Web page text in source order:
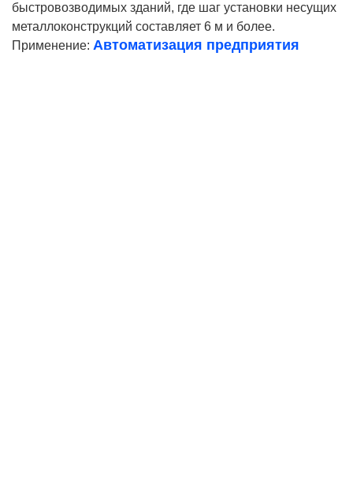
быстровозводимых зданий, где шаг установки несущих
металлоконструкций составляет 6 м и более.
Применение: Автоматизация предприятия
Ваше имя